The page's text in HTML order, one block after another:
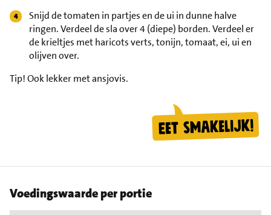
Snijd de tomaten in partjes en de ui in dunne halve
ringen. Verdeel de sla over 4 (diepe) borden. Verdeel er
de krieltjes met haricots verts, tonijn, tomaat, ei, ui en
olijven over.
Tip!Ook lekker met ansjovis.
Voedingswaarde per portie